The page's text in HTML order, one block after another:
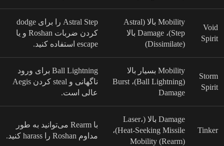
Void
Spirit
Mobility بالا (Astral
Step)، Damage بالا
(Dissimilate)
Astral Step را برای dodge
کردن ضربات Roshan و یا
escape استفاده کنید.
Storm
Spirit
Mobility بسیار بالا
(Ball Lightning)، Burst
Damage
Ball Lightning برای ورود
ناگهانی و steal کردن Aegis
عالی است.
Tinker
Damage بالا (Laser،
Heat-Seeking Missile)،
Mobility (Rearm)
با Rearm می‌توانید به طور
مداوم Roshan را harass کنید.